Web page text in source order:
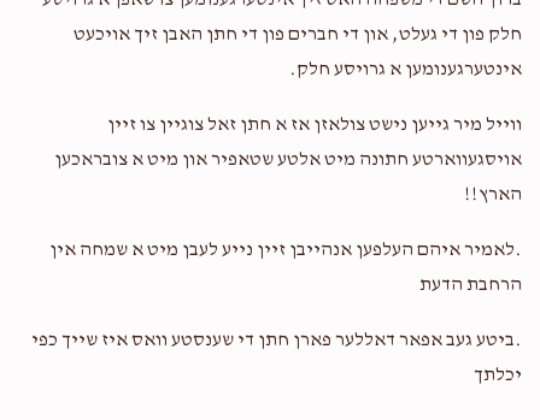
חלק פון די געלט, און די חברים פון די חתן האבן זיך אויכעט
אינטערגענומען א גרויסע חלק.
ווייל מיר גייען נישט צולאזן אז א חתן זאל צוגיין צו זיין
אויסגעווארטע חתונה מיט אלטע שטאפיר און מיט א צובראכען
הארץ!!
.לאמיר איהם העלפען אנהייבן זיין נייע לעבן מיט א שמחה אין
הרחבת הדעת
.ביטע געב אפאר דאללער פארן חתן די שענסטע וואס איז שייך כפי
יכלתך